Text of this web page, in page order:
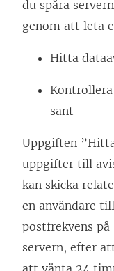
du spåra
genom att leta
Hitta
sant
Uppgiften
uppgifter till
kan skicka
en användare
postfrekvens
servern, efter